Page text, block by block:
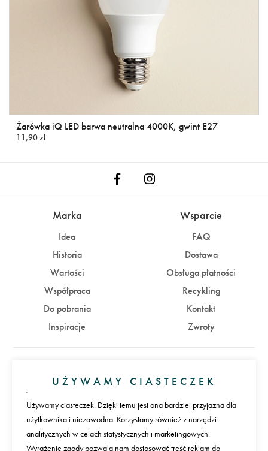
Żarówka iQ LED barwa neutralna 4000K, gwint E27
11,90 zł
Marka
Idea
Historia
Wartości
Współpraca
Do pobrania
Inspiracje
Wsparcie
FAQ
Dostawa
Obsługa płatności
Recykling
Kontakt
Zwroty
Zaloguj się Załóż konto
Płatności
UŻYWAMY CIASTECZEK
Używamy ciasteczek. Dzięki temu jest ona bardziej przyjazna dla
użytkownika i niezawodna. Korzystamy również z narzędzi
analitycznych w celach statystycznych i marketingowych.
Wyrażenie zgody pozwala nam dostosować treść reklam do